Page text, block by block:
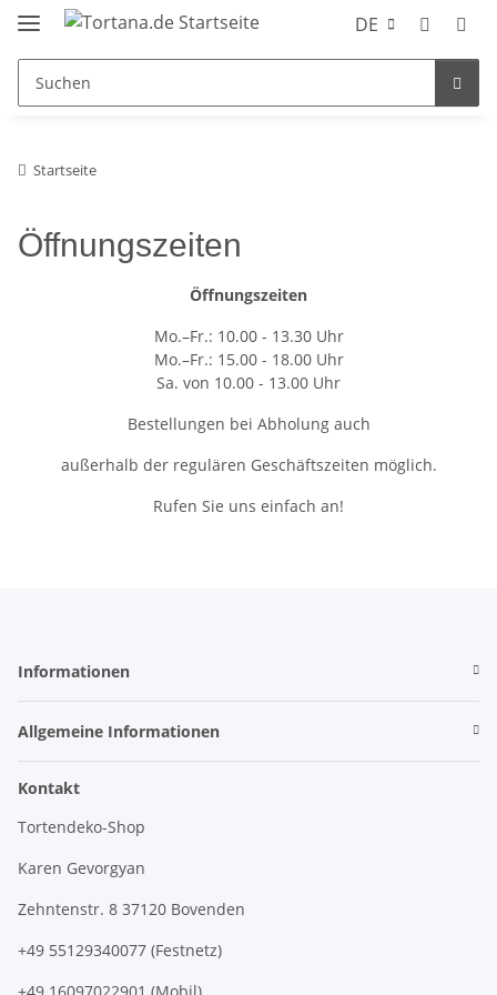
DE
Startseite
Öffnungszeiten
Öffnungszeiten
Mo.–Fr.: 10.00 - 13.30 Uhr
Mo.–Fr.: 15.00 - 18.00 Uhr
Sa. von 10.00 - 13.00 Uhr
Bestellungen bei Abholung auch
außerhalb der regulären Geschäftszeiten möglich.
Rufen Sie uns einfach an!
Informationen
Allgemeine Informationen
Kontakt
Tortendeko-Shop
Karen Gevorgyan
Zehntenstr. 8 37120 Bovenden
+49 55129340077 (Festnetz)